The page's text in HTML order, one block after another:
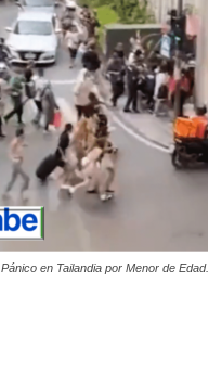
Pánico en Tailandia por Menor de Edad.